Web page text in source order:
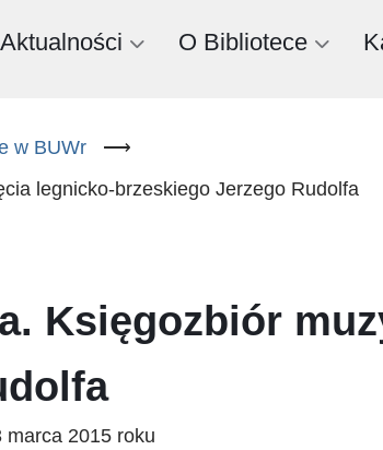
Aktualności O Bibliotece
w BUWr
⟶
legnicko-brzeskiego Jerzego Rudolfa
Księgozbiór
marca 2015 roku